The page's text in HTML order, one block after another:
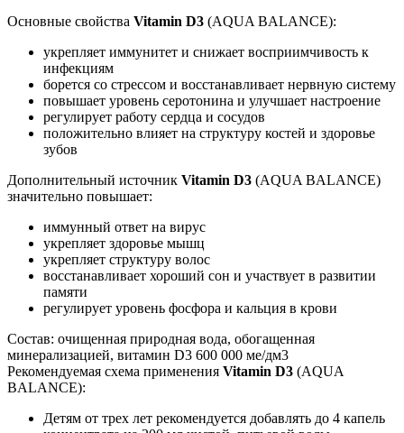
Основные свойства Vitamin D3 (AQUA BALANCE):
укрепляет иммунитет и снижает восприимчивость к
инфекциям
борется со стрессом и восстанавливает нервную систему
повышает уровень серотонина и улучшает настроение
регулирует работу сердца и сосудов
положительно влияет на структуру костей и здоровье
зубов
Дополнительный источник Vitamin D3 (AQUA BALANCE)
значительно повышает:
иммунный ответ на вирус
укрепляет здоровье мышц
укрепляет структуру волос
восстанавливает хороший сон и участвует в развитии
памяти
регулирует уровень фосфора и кальция в крови
Состав: очищенная природная вода, обогащенная
минерализацией, витамин D3 600 000 ме/дм3
Рекомендуемая схема применения Vitamin D3 (AQUA
BALANCE):
Детям от трех лет рекомендуется добавлять до 4 капель